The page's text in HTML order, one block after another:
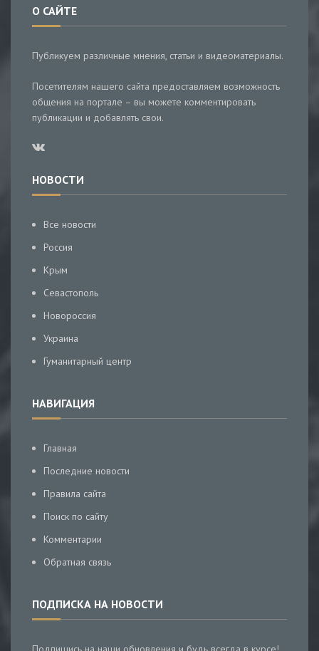
О САЙТЕ
Публикуем различные мнения, статьи и видеоматериалы.
Посетителям нашего сайта предоставляем возможность
общения на портале – вы можете комментировать
публикации и добавлять свои.
НОВОСТИ
Все новости
Россия
Крым
Севастополь
Новороссия
Украина
Гуманитарный центр
НАВИГАЦИЯ
Главная
Последние новости
Правила сайта
Поиск по сайту
Комментарии
Обратная связь
ПОДПИСКА НА НОВОСТИ